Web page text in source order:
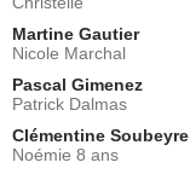
Martine Gautier
Nicole Marchal
Pascal Gimenez
Patrick Dalmas
Clémentine Soubeyre
Noémie 8 ans